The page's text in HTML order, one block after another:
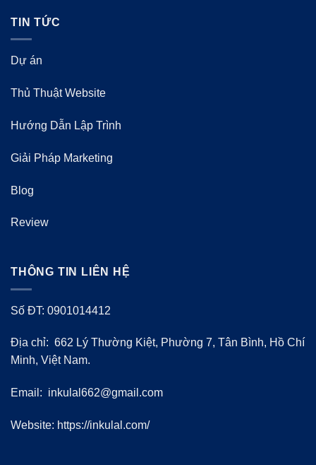
TIN TỨC
Dự án
Thủ Thuật Website
Hướng Dẫn Lập Trình
Giải Pháp Marketing
Blog
Review
THÔNG TIN LIÊN HỆ
Số ĐT: 0901014412
Địa chỉ: 662 Lý Thường Kiệt, Phường 7, Tân Bình, Hồ Chí
Minh, Việt Nam.
Email: inkulal662@gmail.com
Website: https://inkulal.com/